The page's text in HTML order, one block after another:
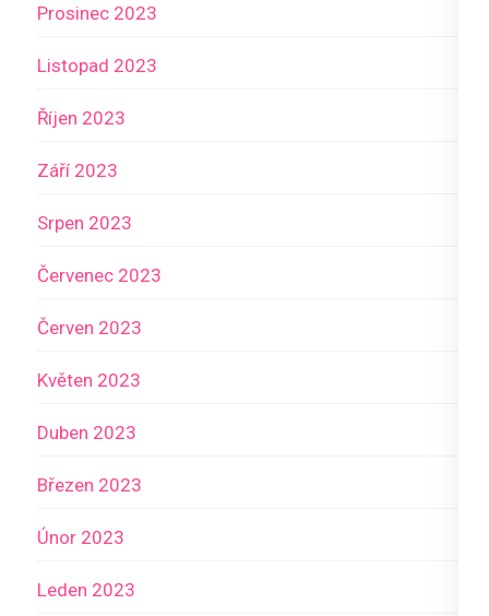
Prosinec 2023
Listopad 2023
Říjen 2023
Září 2023
Srpen 2023
Červenec 2023
Červen 2023
Květen 2023
Duben 2023
Březen 2023
Únor 2023
Leden 2023